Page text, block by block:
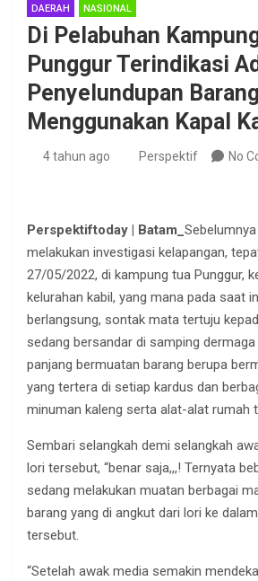
DAERAH NASIONAL
Di Pelabuhan
Punggur Terindikasi
Penyelundupan
Menggunakan Kapal
4 tahun ago Perspektif No
Perspektiftoday | Batam_
melakukan investigasi kelapangan,
27/05/2022, di kampung tua Punggur,
kelurahan kabil, yang mana pada saat
berlangsung, sontak mata tertuju
sedang bersandar di samping
panjang bermuatan barang berupa
yang tertera di setiap kardus dan
minuman kaleng serta alat-alat rumah
Sembari selangkah demi selangkah
lori tersebut, “benar saja,,,! Ternyata
sedang melakukan muatan berbagai
barang yang di angkut dari lori ke
tersebut.
“Setelah awak media semakin